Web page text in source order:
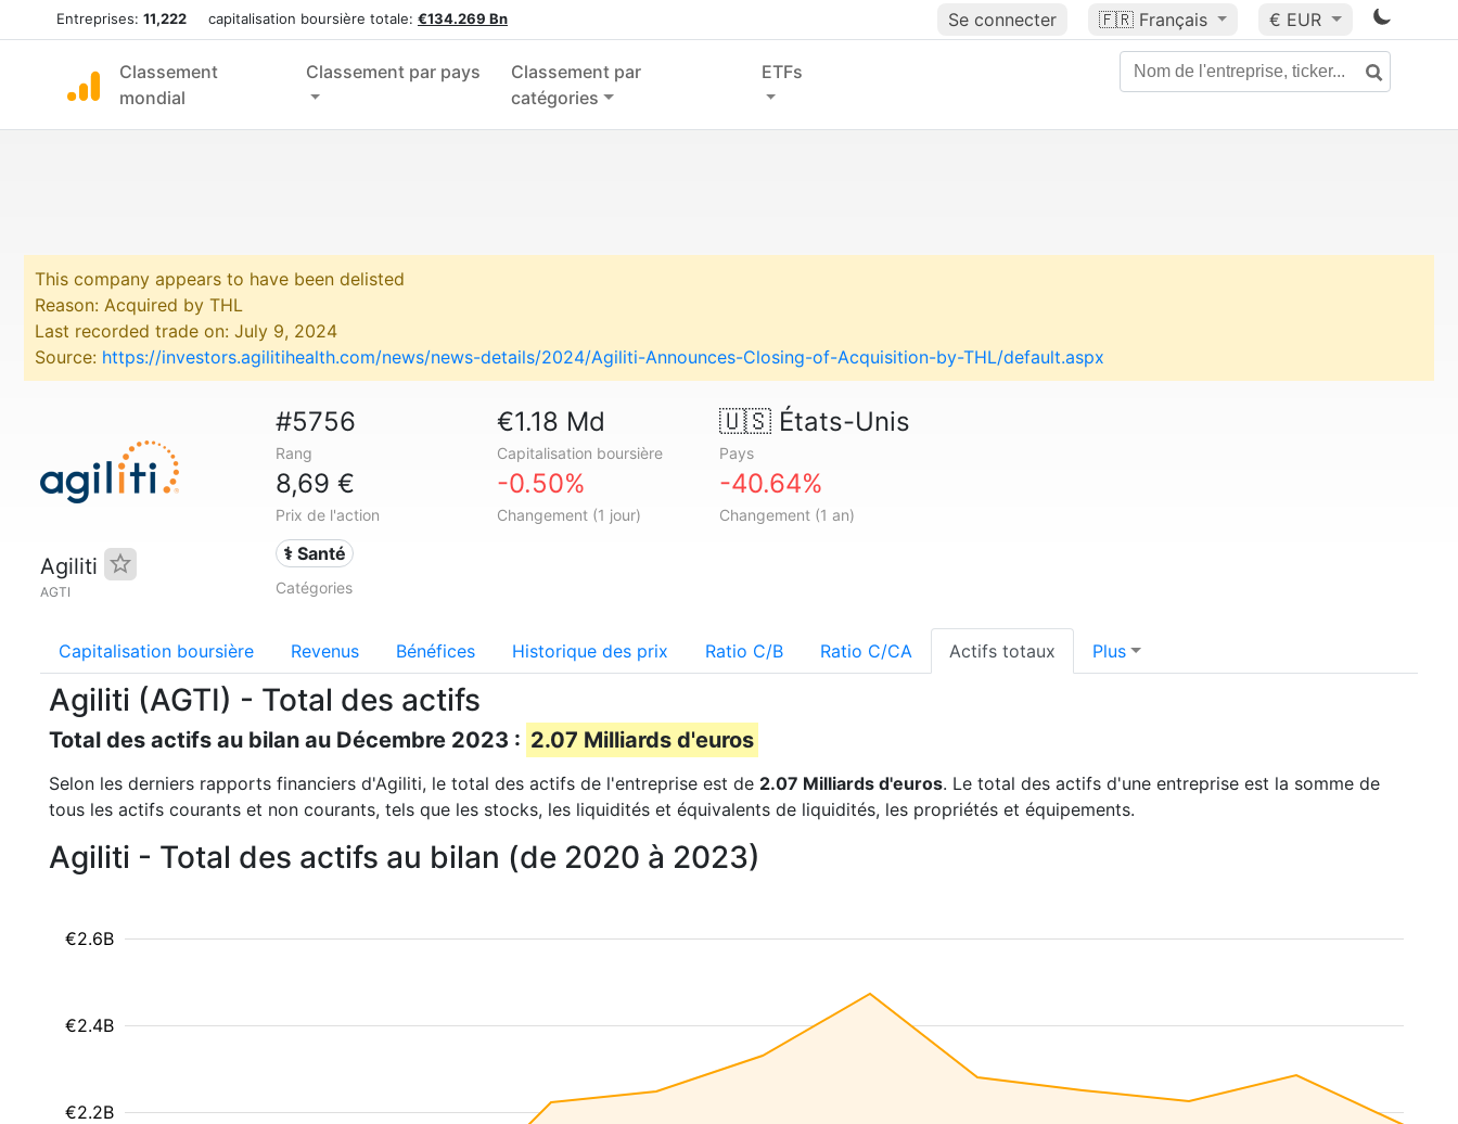
Entreprises: 11,222 capitalisation boursière totale: €134.269 Bn Se connecter 🇫🇷 Français € EUR
Classement
mondial
Classement par pays
Classement par
catégories
ETFs
This company appears to have been delisted
Reason: Acquired by THL
Last recorded trade on: July 9, 2024
Source: https://investors.agilitihealth.com/news/news-details/2024/Agiliti-Announces-Closing-of-Acquisition-by-THL/default.aspx
Agiliti
AGTI
#5756
Rang
€1.18 Md
Capitalisation boursière
🇺🇸États-Unis
Pays
8,69 €
Prix de l'action
-0.50%
Changement (1 jour)
-40.64%
Changement (1 an)
⚕️ Santé
Catégories
Capitalisation boursière Revenus Bénéfices Historique des prix Ratio C/B Ratio C/CA Actifs totaux Plus
Agiliti (AGTI) - Total des actifs
Total des actifs au bilan au Décembre 2023 : 2.07 Milliards d'euros
Selon les derniers rapports financiers d'Agiliti, le total des actifs de l'entreprise est de 2.07 Milliards d'euros. Le total des actifs d'une entreprise est la somme de
tous les actifs courants et non courants, tels que les stocks, les liquidités et équivalents de liquidités, les propriétés et équipements.
Agiliti - Total des actifs au bilan (de 2020 à 2023)
€2.2B
€2.4B
€2.6B